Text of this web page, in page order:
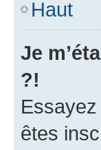
Haut
Je
?!
êtes